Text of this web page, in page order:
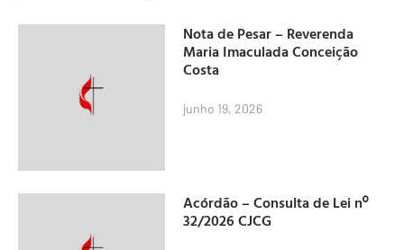
Nota de Pesar – Reverenda
Maria Imaculada Conceição
Costa
junho 19, 2026
Acórdão – Consulta de Lei nº
32/2026 CJCG